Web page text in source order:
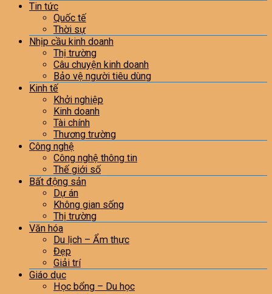
Tin tức
Quốc tế
Thời sự
Nhịp cầu kinh doanh
Thị trường
Câu chuyện kinh doanh
Bảo vệ người tiêu dùng
Kinh tế
Khởi nghiệp
Kinh doanh
Tài chính
Thương trường
Công nghệ
Công nghệ thông tin
Thế giới số
Bất động sản
Dự án
Không gian sống
Thị trường
Văn hóa
Du lịch – Ẩm thực
Đẹp
Giải trí
Giáo dục
Học bổng – Du học